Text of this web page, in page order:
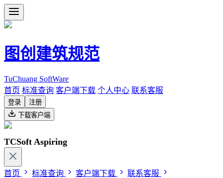
图创建筑规范
TuChuang SoftWare
首页 标准查询 客户端下载 个人中心 联系客服
登录
注册
下载客户端
TCSoft Aspiring
首页 标准查询 客户端下载 联系客服